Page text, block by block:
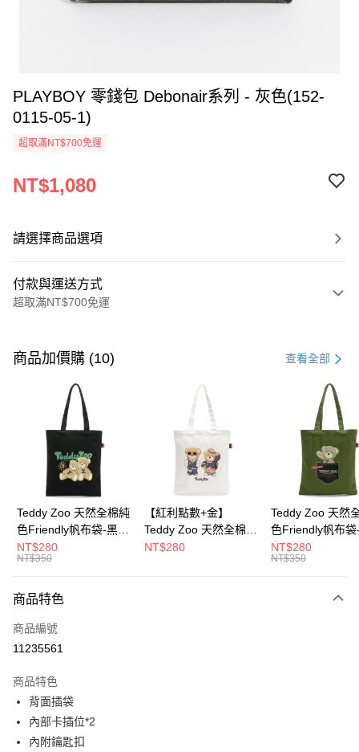
PLAYBOY 零錢包 Debonair系列 - 灰色(152-
0115-05-1)
超取滿NT$700免運
NT$1,080
請選擇商品選項
付款與運送方式
超取滿NT$700免運
信用卡一次付款
超商取貨付款
Apple Pay
街口支付
大哥付你分期
相關說明
2.付款方式選擇「大哥付你分期」，訂單成立後會自動跳轉到大哥付的交易
成交易。
3.實際核准額度、可分期數及費用金額請依後續交易確認頁面所載為準。
消。如遇「轉專審核」未通過狀況，表示未達大哥付你分期系統評分，恕無
法說明評估內容。
【繳款方式說明】
1.分期款項不併入電信帳單，「大哥付你分期」於每月結算日後寄送繳費提
2.透過簡訊連結打開帳單後，可選擇「超商條碼／台灣大直營門市／銀行轉
運送方式
全家取貨付款
付款後全家取貨
每筆NT$100，滿NT$700(含以上)免運費
商品加價購 (10) 查看全部
Teddy Zoo 天然全棉純
色Friendly帆布袋-黑色
(TZB107)
NT$280
NT$350
【紅利點數+金】
Teddy Zoo 天然全棉純
色Friendly帆布袋-白色
NT$280
Teddy Zoo 天然
色Friendly帆布袋
色(TZB107)
NT$280
NT$350
商品特色
商品編號
11235561
商品特色
背面插袋
內部卡插位*2
內附鑰匙扣